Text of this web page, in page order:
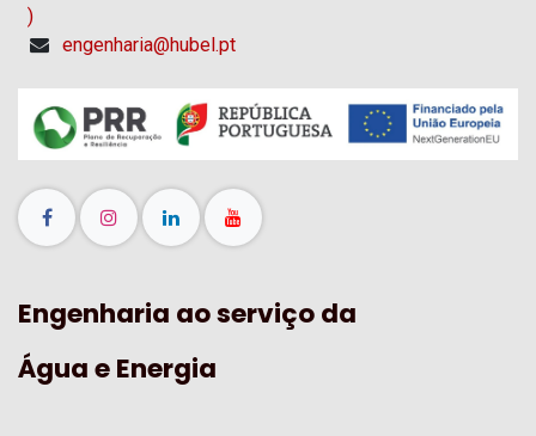
)
engenharia@hubel.pt
Engenharia ao serviço da
Água e Energia